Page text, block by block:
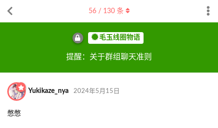
毛玉线圈物语
提醒：关于群组聊天准则
56/ 130条
Yukikaze_nya 2024年5月15日
憋憋